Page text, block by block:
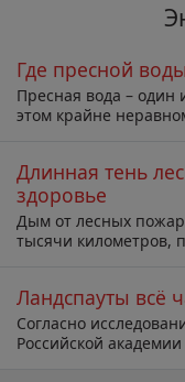
Где пресной
Пресная вода –
этом крайне
Длинная тень
здоровье
Дым от лесных
тысячи километров,
Ландспауты всё
Согласно
Российской академии